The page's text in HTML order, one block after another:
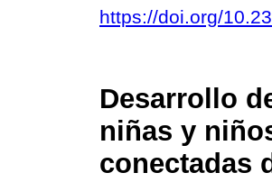
https://doi.org/
Desarrollo
niñas y
conectadas